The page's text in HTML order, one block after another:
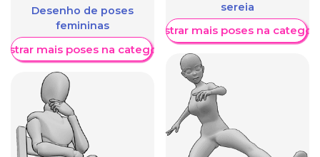
Desenho de poses
femininas
mais poses na categoria
sereia
Mostrar mais poses na